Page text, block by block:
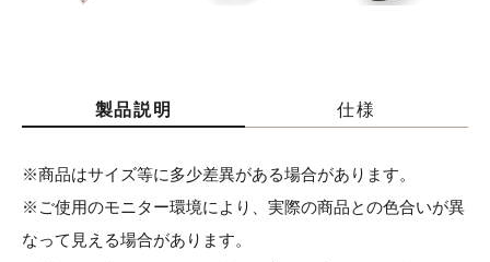
製品説明 仕様
※商品はサイズ等に多少差異がある場合があります。
※ご使用のモニター環境により、実際の商品との色合いが異
なって見える場合があります。